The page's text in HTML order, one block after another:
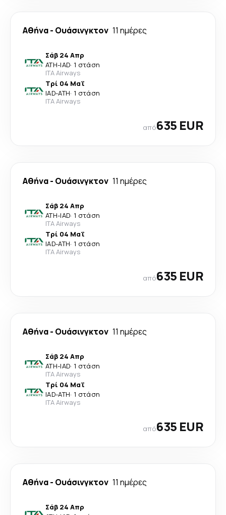
Αθήνα- Ουάσινγκτον 11 ημέρες
Σάβ 24 Απρ
ATH-IAD· 1 στάση
ITA Airways
Τρί 04 Μαΐ
IAD-ATH· 1 στάση
ITA Airways
από635 EUR
Αθήνα- Ουάσινγκτον 11 ημέρες
Σάβ 24 Απρ
ATH-IAD· 1 στάση
ITA Airways
Τρί 04 Μαΐ
IAD-ATH· 1 στάση
ITA Airways
από635 EUR
Αθήνα- Ουάσινγκτον 11 ημέρες
Σάβ 24 Απρ
ATH-IAD· 1 στάση
ITA Airways
Τρί 04 Μαΐ
IAD-ATH· 1 στάση
ITA Airways
από635 EUR
Αθήνα- Ουάσινγκτον 11 ημέρες
Σάβ 24 Απρ